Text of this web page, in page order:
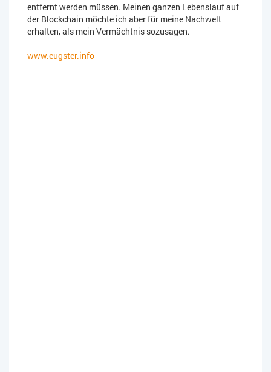
entfernt werden müssen. Meinen ganzen Lebenslauf auf
der Blockchain möchte ich aber für meine Nachwelt
erhalten, als mein Vermächtnis sozusagen.
www.eugster.info